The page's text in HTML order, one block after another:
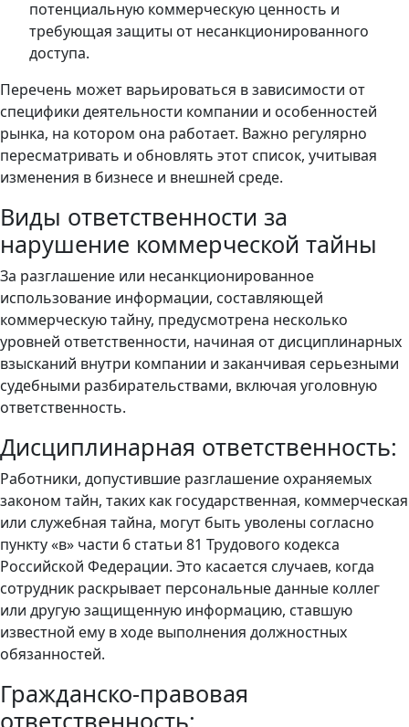
потенциальную коммерческую ценность и
требующая защиты от несанкционированного
доступа.
Перечень может варьироваться в зависимости от
специфики деятельности компании и особенностей
рынка, на котором она работает. Важно регулярно
пересматривать и обновлять этот список, учитывая
изменения в бизнесе и внешней среде.
Виды ответственности за
нарушение коммерческой тайны
За разглашение или несанкционированное
использование информации, составляющей
коммерческую тайну, предусмотрена несколько
уровней ответственности, начиная от дисциплинарных
взысканий внутри компании и заканчивая серьезными
судебными разбирательствами, включая уголовную
ответственность.
Дисциплинарная ответственность:
Работники, допустившие разглашение охраняемых
законом тайн, таких как государственная, коммерческая
или служебная тайна, могут быть уволены согласно
пункту «в» части 6 статьи 81 Трудового кодекса
Российской Федерации. Это касается случаев, когда
сотрудник раскрывает персональные данные коллег
или другую защищенную информацию, ставшую
известной ему в ходе выполнения должностных
обязанностей.
Гражданско-правовая
ответственность: